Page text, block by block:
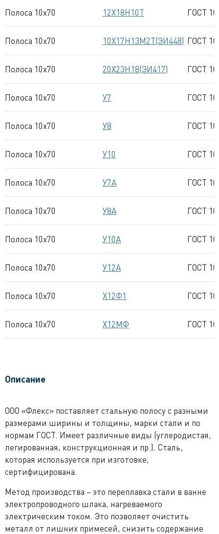
Полоса 10x70 12Х18Н10Т ГОСТ
Полоса 10x70 10Х17Н13М2Т(ЭИ448) ГОСТ
Полоса 10x70 20Х23Н18(ЭИ417) ГОСТ
Полоса 10x70 У7 ГОСТ
Полоса 10x70 У8 ГОСТ
Полоса 10x70 У10 ГОСТ
Полоса 10x70 У7А ГОСТ
Полоса 10x70 У8А ГОСТ
Полоса 10x70 У10А ГОСТ
Полоса 10x70 У12А ГОСТ
Полоса 10x70 Х12Ф1 ГОСТ
Полоса 10x70 Х12МФ ГОСТ
Описание
ООО «Флекс» поставляет стальную полосу с разными
размерами ширины и толщины, марки стали и по
нормам ГОСТ. Имеет различные виды (углеродистая,
легированная, конструкционная и пр.). Сталь,
которая используется при изготовке,
сертифицирована.
Метод производства – это переплавка стали в ванне
электропроводного шлака, нагреваемого
электрическим током. Это позволяет очистить
металл от лишних примесей, снизить содержание